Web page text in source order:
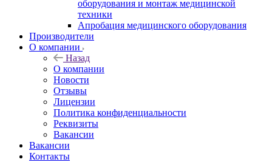
оборудования и монтаж медицинской
техники
Апробация медицинского оборудования
Производители
О компании
Назад
О компании
Новости
Отзывы
Лицензии
Политика конфиденциальности
Реквизиты
Вакансии
Вакансии
Контакты